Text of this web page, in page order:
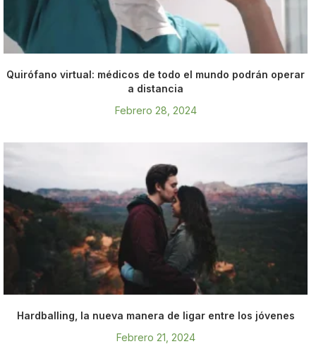
Quirófano virtual: médicos de todo el mundo podrán operar
a distancia
Febrero 28, 2024
Hardballing, la nueva manera de ligar entre los jóvenes
Febrero 21, 2024